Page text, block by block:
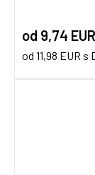
od 9,74 EUR
od 11,98 EUR s